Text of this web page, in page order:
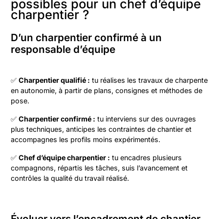
possibles pour un chef d’équipe
charpentier ?
D’un charpentier confirmé à un
responsable d’équipe
✅Charpentier qualifié : tu réalises les travaux de charpente
en autonomie, à partir de plans, consignes et méthodes de
pose.
✅Charpentier confirmé : tu interviens sur des ouvrages
plus techniques, anticipes les contraintes de chantier et
accompagnes les profils moins expérimentés.
✅Chef d’équipe charpentier : tu encadres plusieurs
compagnons, répartis les tâches, suis l’avancement et
contrôles la qualité du travail réalisé.